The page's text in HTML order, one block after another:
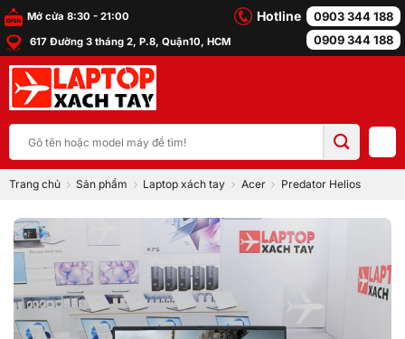
Bỏ
qua
nội
dung
Mở cửa 8:30 - 21:00
617 Đường 3 tháng 2, P.8, Quận10, HCM
Hotline
0903 344 188
0909 344 188
kiếm:
Trang chủ Sản phẩm Laptop xách tay Acer Predator Helios